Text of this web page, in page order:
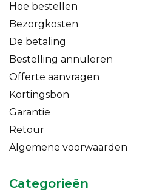
Hoe bestellen
Bezorgkosten
De betaling
Bestelling annuleren
Offerte aanvragen
Kortingsbon
Garantie
Retour
Algemene voorwaarden
Categorieën